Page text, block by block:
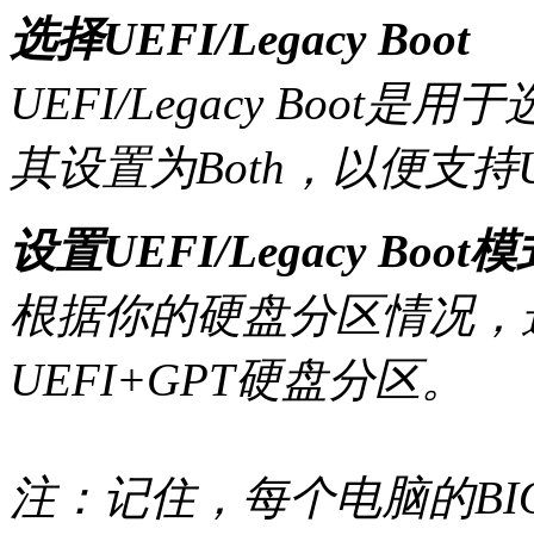
选择UEFI/Legacy Boot
UEFI/Legacy Boot是用
其设置为Both，以便支
设置UEFI/Legacy Boot模
根据你的硬盘分区情况
UEFI+GPT硬盘分区。
注：记住，每个电脑的